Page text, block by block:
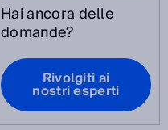
Hai ancora delle
domande?
Rivolgiti ai
nostri esperti